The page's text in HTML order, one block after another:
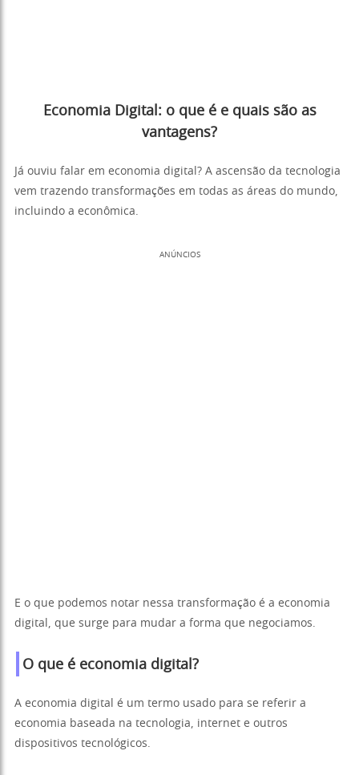
Economia Digital: o que é e quais são as
vantagens?
Já ouviu falar em economia digital? A ascensão da tecnologia
vem trazendo transformações em todas as áreas do mundo,
incluindo a econômica.
ANÚNCIOS
E o que podemos notar nessa transformação é a economia
digital, que surge para mudar a forma que negociamos.
O que é economia digital?
A economia digital é um termo usado para se referir a
economia baseada na tecnologia, internet e outros
dispositivos tecnológicos.